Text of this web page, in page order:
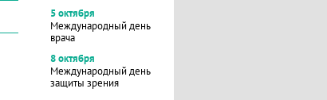
5 октября
Международный день
врача
8 октября
Международный день
защиты зрения